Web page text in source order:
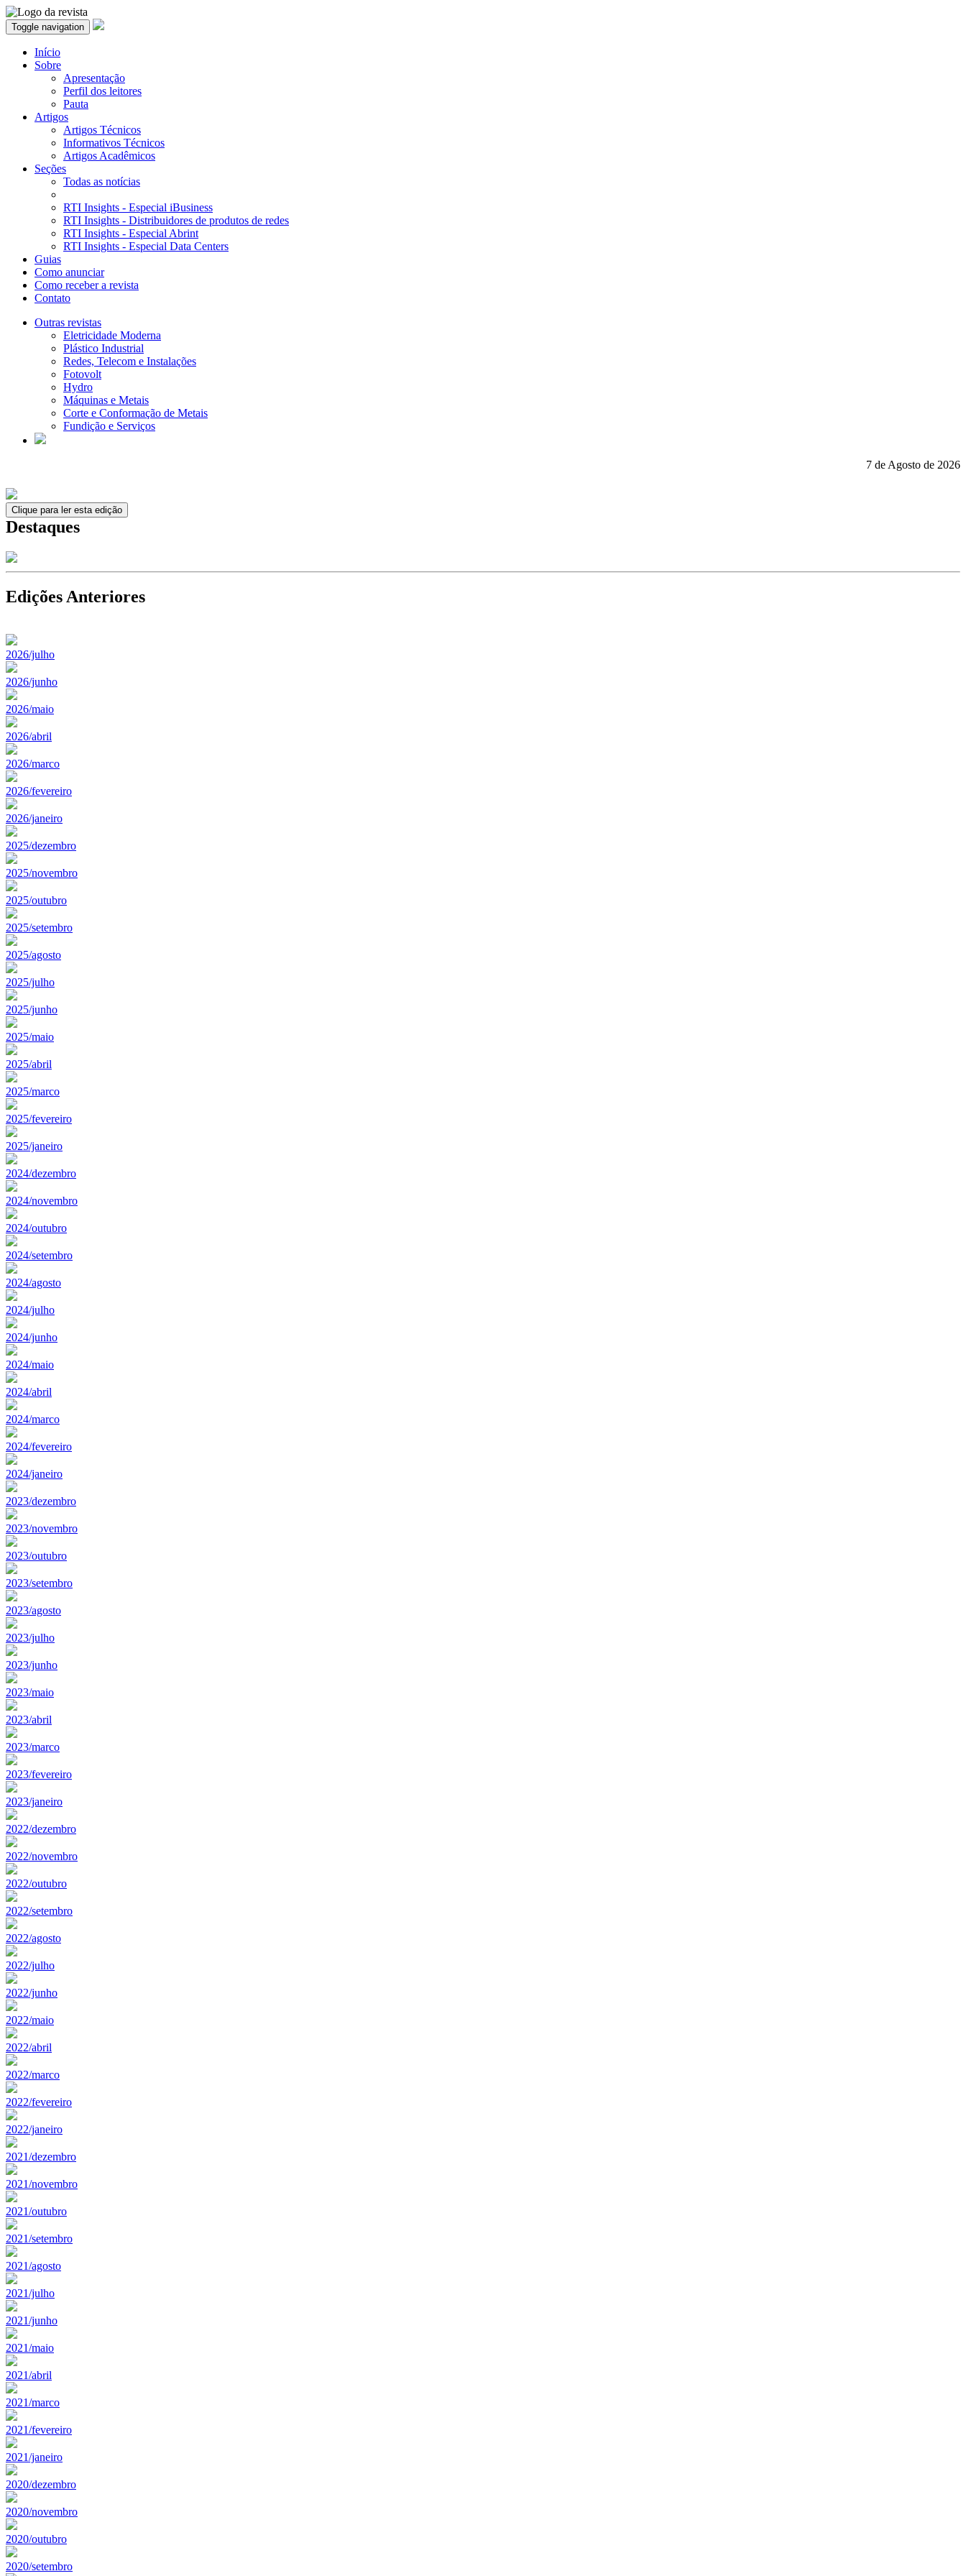
Toggle navigation
Início
Sobre
Apresentação
Perfil dos leitores
Pauta
Artigos
Artigos Técnicos
Informativos Técnicos
Artigos Acadêmicos
Seções
Todas as notícias
RTI Insights - Especial iBusiness
RTI Insights - Distribuidores de produtos de redes
RTI Insights - Especial Abrint
RTI Insights - Especial Data Centers
Guias
Como anunciar
Como receber a revista
Contato
Outras revistas
Eletricidade Moderna
Plástico Industrial
Redes, Telecom e Instalações
Fotovolt
Hydro
Máquinas e Metais
Corte e Conformação de Metais
Fundição e Serviços
7 de Agosto de 2026
Clique para ler esta edição
Destaques
Edições Anteriores
2026/julho
2026/junho
2026/maio
2026/abril
2026/marco
2026/fevereiro
2026/janeiro
2025/dezembro
2025/novembro
2025/outubro
2025/setembro
2025/agosto
2025/julho
2025/junho
2025/maio
2025/abril
2025/marco
2025/fevereiro
2025/janeiro
2024/dezembro
2024/novembro
2024/outubro
2024/setembro
2024/agosto
2024/julho
2024/junho
2024/maio
2024/abril
2024/marco
2024/fevereiro
2024/janeiro
2023/dezembro
2023/novembro
2023/outubro
2023/setembro
2023/agosto
2023/julho
2023/junho
2023/maio
2023/abril
2023/marco
2023/fevereiro
2023/janeiro
2022/dezembro
2022/novembro
2022/outubro
2022/setembro
2022/agosto
2022/julho
2022/junho
2022/maio
2022/abril
2022/marco
2022/fevereiro
2022/janeiro
2021/dezembro
2021/novembro
2021/outubro
2021/setembro
2021/agosto
2021/julho
2021/junho
2021/maio
2021/abril
2021/marco
2021/fevereiro
2021/janeiro
2020/dezembro
2020/novembro
2020/outubro
2020/setembro